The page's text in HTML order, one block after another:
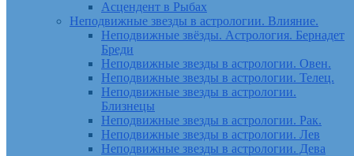
Асцендент в Рыбах
Неподвижные звезды в астрологии. Влияние.
Неподвижные звёзды. Астрология. Бернадет
Бреди
Неподвижные звезды в астрологии. Овен.
Неподвижные звезды в астрологии. Телец.
Неподвижные звезды в астрологии.
Близнецы
Неподвижные звезды в астрологии. Рак.
Неподвижные звезды в астрологии. Лев
Неподвижные звезды в астрологии. Дева